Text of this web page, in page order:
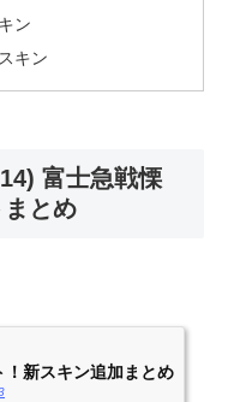
ン
キン
富士急戦慄
とめ
新スキン追加まとめ